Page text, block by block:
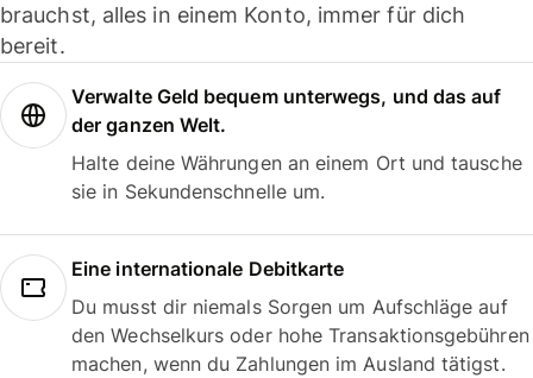
brauchst, alles in einem Konto, immer für dich
bereit.
Verwalte Geld bequem unterwegs, und das auf
der ganzen Welt.
Halte deine Währungen an einem Ort und tausche
sie in Sekundenschnelle um.
Eine internationale Debitkarte
Du musst dir niemals Sorgen um Aufschläge auf
den Wechselkurs oder hohe Transaktionsgebühren
machen, wenn du Zahlungen im Ausland tätigst.